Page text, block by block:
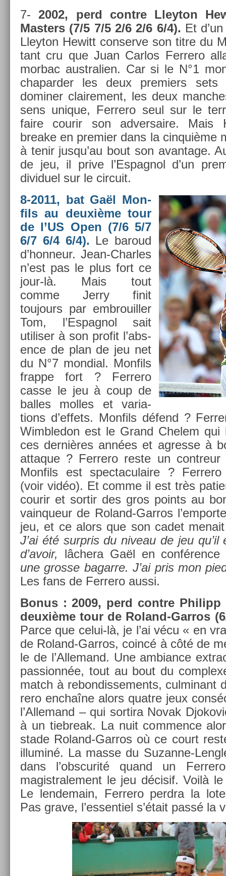
7-2002, perd con­tre Lleyton
Mast­ers (7/5 7/5 2/6 2/6 6/4). Et
Lleyton Hewitt con­ser­ve son titre du
tant cru que Juan Car­los Fer­rero
mor­bac australi­en. Car si le N°1
chapard­er les deux pre­mi­ers sets
domin­er claire­ment, les deux
sens uni­que, Fer­rero seul sur le
faire co­urir son ad­versaire. Mais
breake en pre­mi­er dans la cin­quiè­me
à tenir jusqu’au bout son avan­tage.
de jeu, il prive l’Es­pagnol d’un
dividuel sur le cir­cuit.
8-2011, bat Gaël Mon­
fils au deuxième tour
de l’US Open (7/6 5/7
6/7 6/4 6/4). Le baroud
d’hon­neur. Jean-Charles
n’est pas le plus fort ce
jour-là. Mais tout
comme Jerry finit
toujours par em­brouill­er
Tom, l’Es­pagnol sait
utilis­er à son pro­fit l’abs­
ence de plan de jeu net
du N°7 mon­di­al. Mon­fils
frap­pe fort ? Fer­rero
casse le jeu à coup de
bal­les mol­les et varia­
tions d’ef­fets. Mon­fils défend ?
Wimbledon est le Grand Chelem
ces dernières années et ag­resse à
at­taque ? Fer­rero reste un con­treur
Mon­fils est spec­taculaire ?
(voir vidéo). Et comme il est très
co­urir et sor­tir des gros points au
vain­queur de Roland-Garros
jeu, et ce alors que son cadet
J’ai été sur­pris du niveau de jeu
d’avoir,
lâchera Gaël en
une gros­se bagar­re. J’ai pris mon
Les fans de Fer­rero aussi.
Bonus : 2009, perd con­tre Philipp
deuxième tour de Roland-Garros
Parce que celui-là, je l’ai vécu « en
de Roland-Garros, coincé à côté de
le de l’Al­lemand. Une am­bian­ce
pas­sionnée, tout au bout du
match à re­bon­disse­ments, cul­minant
rero enchaîne alors quat­re jeux
l’Al­lemand – qui sor­tira Novak
à un tieb­reak. La nuit com­m­ence
stade Roland-Garros où ce court
il­luminé. La masse du Suzanne-
dans l’obscurité quand un
magistrale­ment le jeu décisif. Voilà
Le len­demain, Fer­rero per­dra la
Pas grave, l’es­sentiel s’était passé la